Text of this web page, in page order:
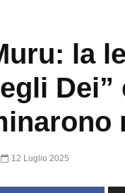
la
12 Luglio 2025